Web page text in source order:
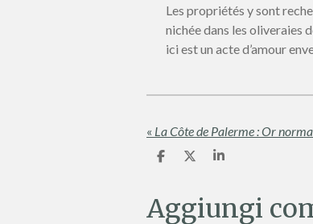
Les propriétés y sont
nichée dans les oliveraies
ici est un acte d’amour
«
C
i
C
i
C
Aggiungi